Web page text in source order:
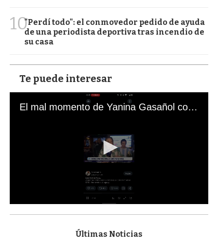
10"Perdí todo": el conmovedor pedido de ayuda
de una periodista deportiva tras incendio de
su casa
Te puede interesar
El mal momento de Yanina Gasañol con un hincha argentino en "Subrayado"
s
Últimas Noticias